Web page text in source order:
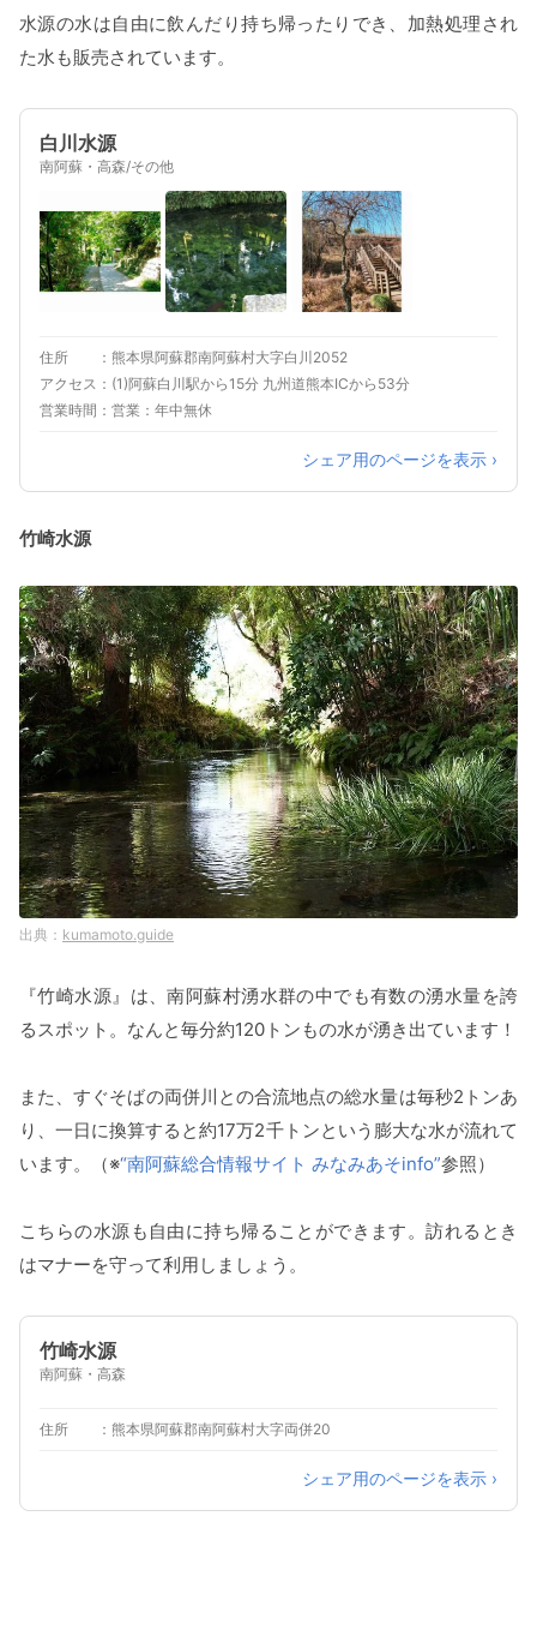
水源の水は自由に飲んだり持ち帰ったりでき、加熱処理され
た水も販売されています。
白川水源
南阿蘇・高森/その他
住所
熊本県阿蘇郡南阿蘇村大字白川2052
アクセス
(1)阿蘇白川駅から15分 九州道熊本ICから53分
営業時間
営業：年中無休
シェア用のページを表示 ›
竹崎水源
kumamoto.guide
『竹崎水源』は、南阿蘇村湧水群の中でも有数の湧水量を誇
るスポット。なんと毎分約120トンもの水が湧き出ています！
また、すぐそばの両併川との合流地点の総水量は毎秒2トンあ
り、一日に換算すると約17万2千トンという膨大な水が流れて
います。（※“南阿蘇総合情報サイト みなみあそinfo”参照）
こちらの水源も自由に持ち帰ることができます。訪れるとき
はマナーを守って利用しましょう。
竹崎水源
南阿蘇・高森
住所 熊本県阿蘇郡南阿蘇村大字両併20
シェア用のページを表示 ›